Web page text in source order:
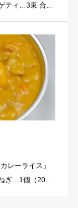
ティ…3束 合い
レーライス」
ぎ…1個（200